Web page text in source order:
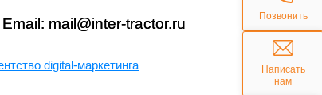
Email: mail@inter-tractor.ru Позвонить
Написать
нам